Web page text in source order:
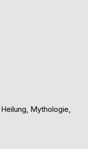
Mythologie,